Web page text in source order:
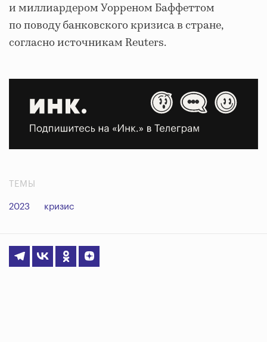
и миллиардером Уорреном Баффеттом
по поводу банковского кризиса в стране,
согласно источникам Reuters.
ТЕМЫ
2023 кризис